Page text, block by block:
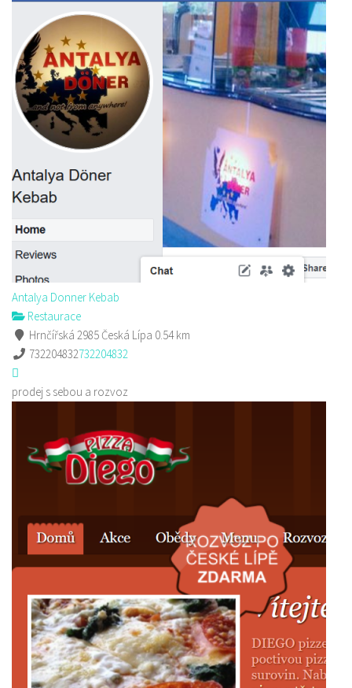
Antalya Donner Kebab
Restaurace
Hrnčířská 2985 Česká Lípa 0.54 km
732204832732204832
prodej s sebou a rozvoz